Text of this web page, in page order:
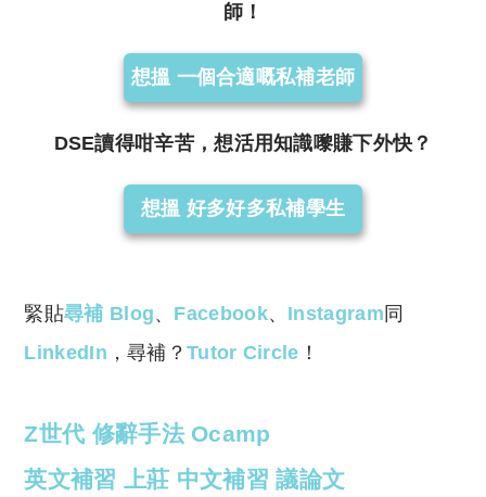
師！
想搵 一個合適嘅私補老師
DSE讀得咁辛苦，想活用知識嚟賺下外快？
想搵 好多好多私補學生
緊貼尋補 Blog、 Facebook、 Instagram 同
LinkedIn ，尋補？Tutor Circle ！
Z世代 修辭手法Ocamp
英文補習 上莊 中文補習 議論文